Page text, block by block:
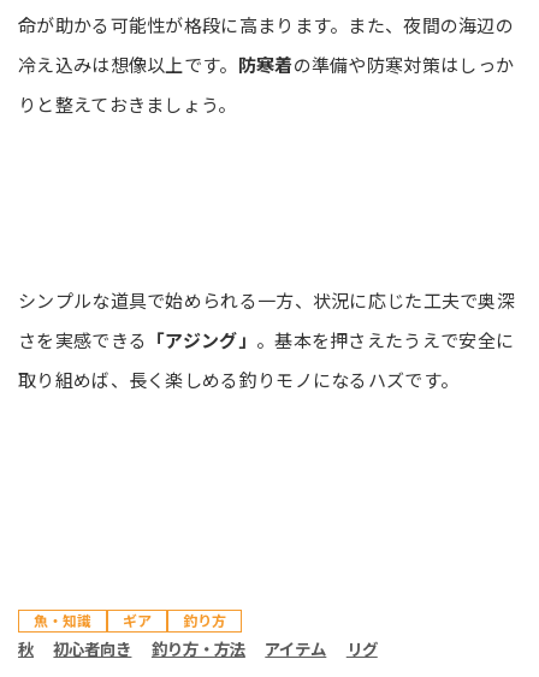
命が助かる可能性が格段に高まります。また、夜間の海辺の
冷え込みは想像以上です。 防寒着の準備や防寒対策はしっか
りと整えておきましょう。
シンプルな道具で始められる一方、状況に応じた工夫で奥深
さを実感できる 「アジング」 。基本を押さえたうえで安全に
取り組めば、長く楽しめる釣りモノになるハズです。
魚・知識 ギア 釣り方
秋 初心者向き 釣り方・方法 アイテム リグ